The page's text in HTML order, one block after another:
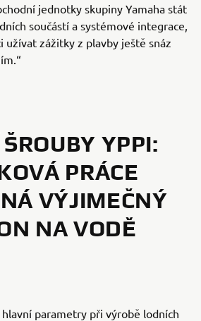
jednotky skupiny Yamaha stát
součástí a systémové integrace,
užívat zážitky z plavby ještě snáz
YPPI:
PRÁCE
VÝJIMEČNÝ
NA VODĚ
parametry při výrobě lodních